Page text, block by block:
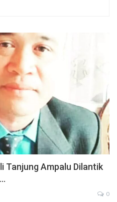
Tanjung Ampalu Dilantik
0